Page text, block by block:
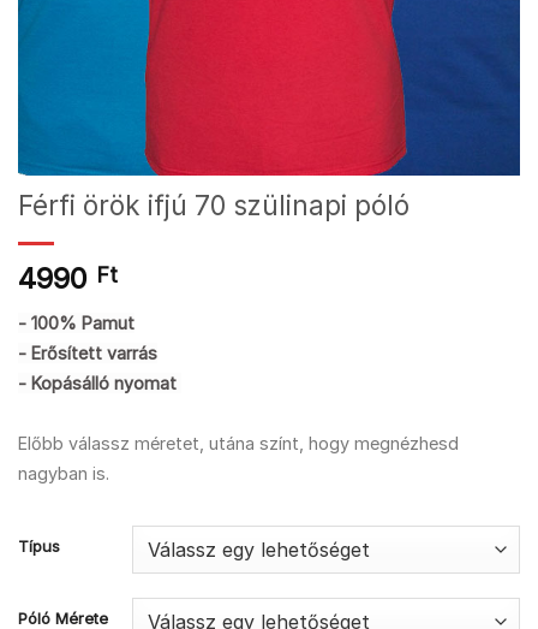
Férfi örök ifjú 70 szülinapi póló
4990 Ft
- 100% Pamut
- Erősített varrás
- Kopásálló nyomat
Előbb válassz méretet, utána színt, hogy megnézhesd
nagyban is.
Típus
Póló Mérete